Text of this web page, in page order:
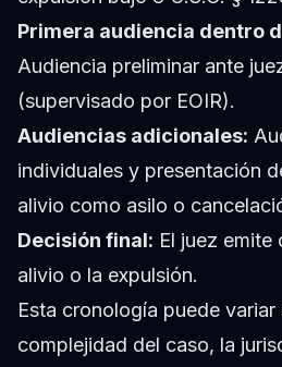
Primera audiencia dentro
Audiencia preliminar ante
(supervisado por EOIR).
Audiencias adicionales:
individuales y presentación
alivio como asilo o
Decisión final: El juez
alivio o la expulsión.
Esta cronología puede variar
complejidad del caso, la